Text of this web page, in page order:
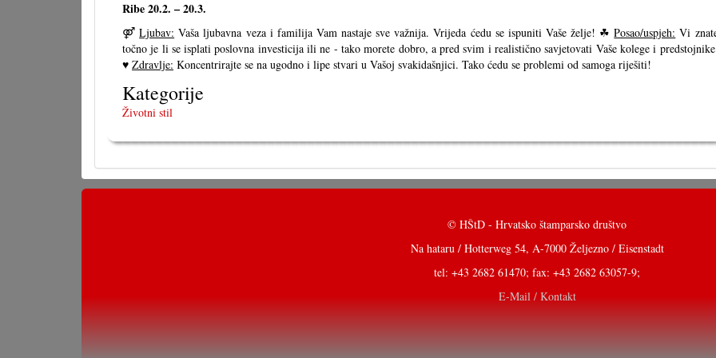
Ribe 20.2. – 20.3.
⚤Ljubav: Vaša ljubavna veza i familija Vam nastaje sve važnija. Vrijeda ćedu se ispuniti Vaše želje! ☘Posao/uspjeh: Vi
točno je li se isplati poslovna investicija ili ne - tako morete dobro, a pred svim i realistično savjetovati Vaše kolege i
♥ Zdravlje: Koncentrirajte se na ugodno i lipe stvari u Vašoj svakidašnjici. Tako ćedu se problemi od samoga riješiti!
Kategorije
Životni stil
© HŠtD - Hrvatsko štamparsko društvo
Na hataru / Hotterweg 54, A-7000 Željezno / Eisenstadt
tel: +43 2682 61470; fax: +43 2682 63057-9;
E-Mail / Kontakt